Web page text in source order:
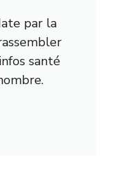
par la
santé